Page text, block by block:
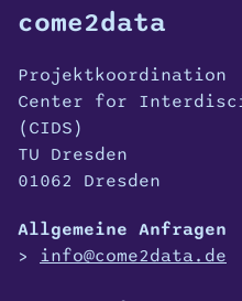
come2data
Projektkoordination
Center for
(CIDS)
TU Dresden
01062 Dresden
Allgemeine Anfragen
info@come2data.de